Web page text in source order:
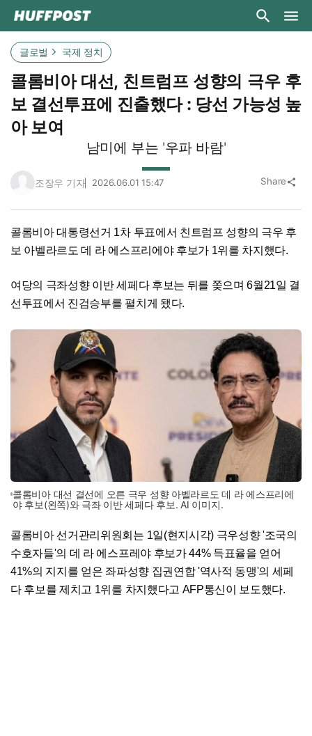
글로벌 국제 정치
콜롬비아 대선, 친트럼프 성향의 극우 후
보 결선투표에 진출했다 : 당선 가능성 높
아 보여
남미에 부는 '우파 바람'
조장우 기자 2026.06.01 15:47 Share share
콜롬비아 대통령선거 1차 투표에서 친트럼프 성향의 극우 후
보 아벨라르도 데 라 에스프리에야 후보가 1위를 차지했다.
여당의 극좌성향 이반 세페다 후보는 뒤를 쫒으며 6월21일 결
선투표에서 진검승부를 펼치게 됐다.
콜롬비아 대선 결선에 오른 극우 성향 아벨라르도 데 라 에스프리에
야 후보(왼쪽)와 극좌 이반 세페다 후보. AI 이미지.
콜롬비아 선거관리위원회는 1일(현지시각) 극우성향 '조국의
수호자들'의 데 라 에스프레야 후보가 44% 득표율을 얻어
41%의 지지를 얻은 좌파성향 집권연합 '역사적 동맹'의 세페
다 후보를 제치고 1위를 차지했다고 AFP통신이 보도했다.